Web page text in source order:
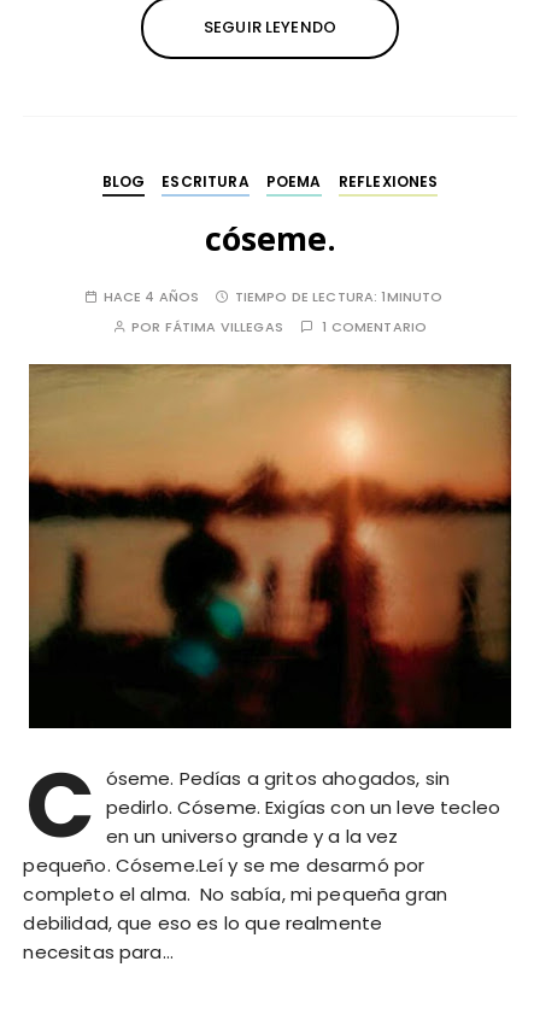
SEGUIR LEYENDO
BLOG ESCRITURA POEMA REFLEXIONES
cóseme.
HACE 4 AÑOS TIEMPO DE LECTURA:1MINUTO
POR FÁTIMA VILLEGAS 1 COMENTARIO
C óseme. Pedías a gritos ahogados, sin
pedirlo. Cóseme. Exigías con un leve tecleo
en un universo grande y a la vez
pequeño. Cóseme.Leí y se me desarmó por
completo el alma. No sabía, mi pequeña gran
debilidad, que eso es lo que realmente
necesitas para…